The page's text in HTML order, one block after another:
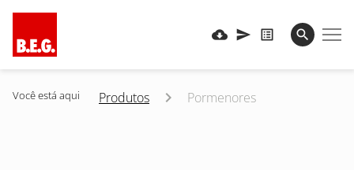
Você está aqui Produtos Pormenores